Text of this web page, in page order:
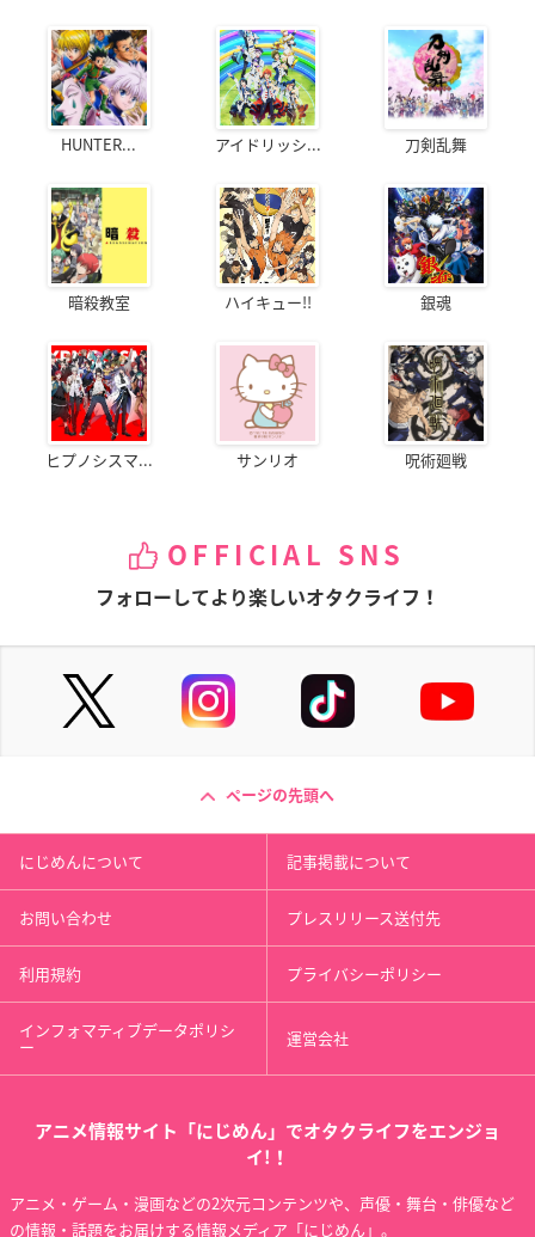
HUNTER... アイドリッシ... 刀剣乱舞
暗殺教室 ハイキュー!! 銀魂
ヒプノシスマ... サンリオ 呪術廻戦
OFFICIAL SNS
フォローしてより楽しいオタクライフ！
ページの先頭へ
にじめんについて 記事掲載について
お問い合わせ プレスリリース送付先
利用規約 プライバシーポリシー
インフォマティブデータポリシ
ー 運営会社
アニメ情報サイト「にじめん」でオタクライフをエンジョ
イ!！
アニメ・ゲーム・漫画などの2次元コンテンツや、声優・舞台・俳優など
の情報・話題をお届けする情報メディア「にじめん」。